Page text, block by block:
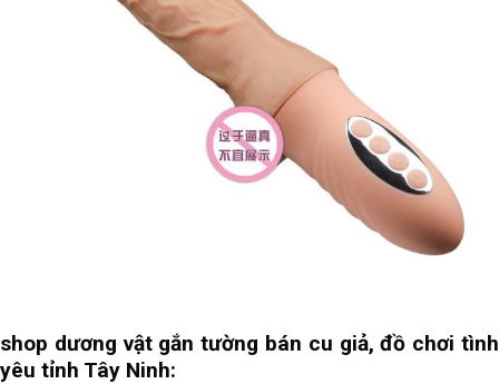
shop dương vật gắn tường bán cu giả, đồ chơi tình
yêu tỉnh Tây Ninh: